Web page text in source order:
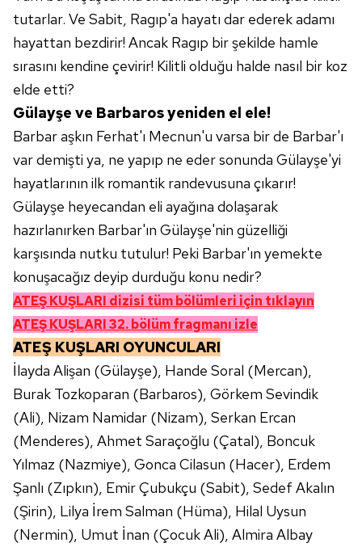
Sizlere daha iyi bir hizmet sunabilmek için İnternet
Sitemizde kendimize ve üçüncü kişilere ait çerezler
kullanılmaktadır. Bu çerezler vasıtasıyla çeşitli kişisel
verileriniz işlenmekte olup gerekli olan çerezler bilgi
toplumu hizmetlerinin sunulması amacıyla
kullanılmaktadır. Diğer çerezler, sitemizin daha işlevsel
kılınması ve kişiselleştirilmesi ve sizlere yönelik
reklam/pazarlama faaliyetlerinin yapılması, amaçlarıyla
sınırlı olarak açık rızanız dahilinde kullanılacaktır.
Çerezlere ilişkin tercihlerinizi aşağıda yer alan panel
vasıtasıyla belirleyebilirsiniz. Çerezlere ilişkin detaylı bilgi
için Ayarlar butonuna tıklayabilir,Çerez Bilgilendirme
Metnimiziziyaret edebilirsiniz.
6698 sayılı Kişisel Verilerin Korunması Kanunu uyarınca
hazırlanmış Aydınlatma Metnimizi okumak ve sitemizde
ilgili mevzuata uygun olarak kullanılan çerezlerle ilgili bilgi
almak için lütfentıklayınız.
tutarlar. Ve Sabit, Ragıp'a hayatı dar ederek adamı
hayattan bezdirir! Ancak Ragıp bir şekilde hamle
sırasını kendine çevirir! Kilitli olduğu halde nasıl bir koz
elde etti?
Gülayşe ve Barbaros yeniden el ele!
Barbar aşkın Ferhat'ı Mecnun'u varsa bir de Barbar'ı
var demişti ya, ne yapıp ne eder sonunda Gülayşe'yi
hayatlarının ilk romantik randevusuna çıkarır!
Gülayşe heyecandan eli ayağına dolaşarak
hazırlanırken Barbar'ın Gülayşe'nin güzelliği
karşısında nutku tutulur! Peki Barbar'ın yemekte
konuşacağız deyip durduğu konu nedir?
ATEŞ KUŞLARI dizisi tüm bölümleri için tıklayın
ATEŞ KUŞLARI 32. bölüm fragmanı izle
ATEŞ KUŞLARI OYUNCULARI
İlayda Alişan (Gülayşe), Hande Soral (Mercan),
Burak Tozkoparan (Barbaros), Görkem Sevindik
(Ali), Nizam Namidar (Nizam), Serkan Ercan
(Menderes), Ahmet Saraçoğlu (Çatal), Boncuk
Yılmaz (Nazmiye), Gonca Cilasun (Hacer), Erdem
Şanlı (Zıpkın), Emir Çubukçu (Sabit), Sedef Akalın
(Şirin), Lilya İrem Salman (Hüma), Hilal Uysun
(Nermin), Umut İnan (Çocuk Ali), Almira Albay